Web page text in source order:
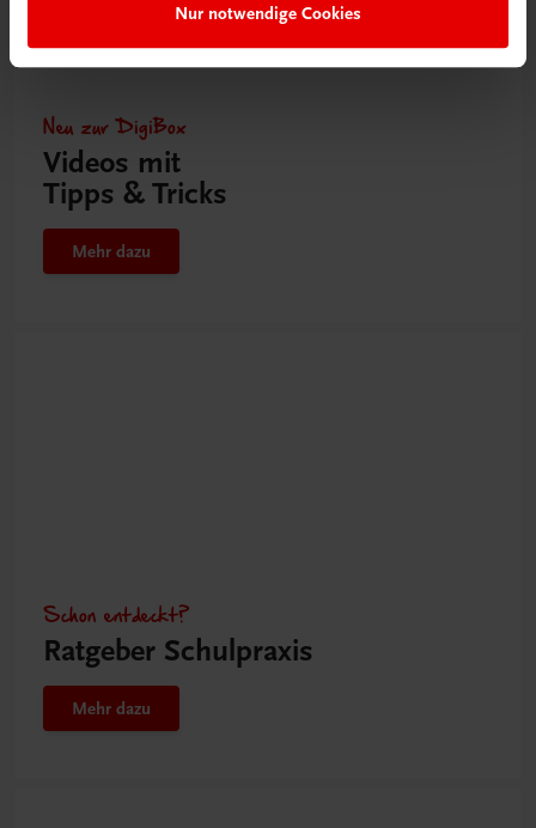
Nur notwendige Cookies
Neu zur DigiBox
Videos mit
Tipps & Tricks
Mehr dazu
Schon entdeckt?
Ratgeber Schulpraxis
Mehr dazu